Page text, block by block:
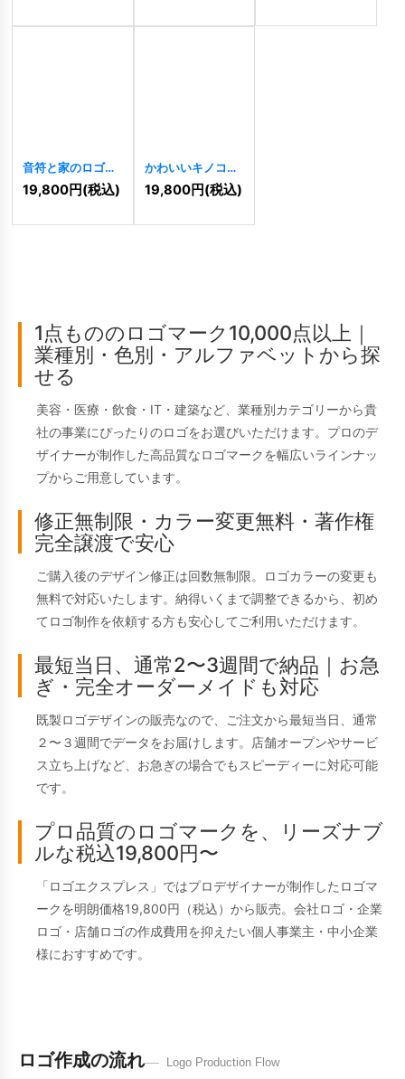
音符と家のロゴ
[6030]
19,800円(税込)
かわいいキノコロ
ゴ[ 5994]
19,800円(税込)
1点もののロゴマーク10,000点以上｜
業種別・色別・アルファベットから探
せる
美容・医療・飲食・IT・建築など、業種別カテゴリーから貴
社の事業にぴったりのロゴをお選びいただけます。プロのデ
ザイナーが制作した高品質なロゴマークを幅広いラインナッ
プからご用意しています。
修正無制限・カラー変更無料・著作権
完全譲渡で安心
ご購入後のデザイン修正は回数無制限。ロゴカラーの変更も
無料で対応いたします。納得いくまで調整できるから、初め
てロゴ制作を依頼する方も安心してご利用いただけます。
最短当日、通常2〜3週間で納品｜お急
ぎ・完全オーダーメイドも対応
既製ロゴデザインの販売なので、ご注文から最短当日、通常
２〜３週間でデータをお届けします。店舗オープンやサービ
ス立ち上げなど、お急ぎの場合でもスピーディーに対応可能
です。
プロ品質のロゴマークを、リーズナブ
ルな税込19,800円〜
「ロゴエクスプレス」ではプロデザイナーが制作したロゴマ
ークを明朗価格19,800円（税込）から販売。会社ロゴ・企業
ロゴ・店舗ロゴの作成費用を抑えたい個人事業主・中小企業
様におすすめです。
ロゴ作成の流れ Logo Production Flow